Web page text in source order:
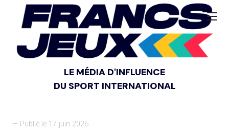
LE MÉDIA D'INFLUENCE
DU SPORT INTERNATIONAL
— Publié le 17 juin 2026